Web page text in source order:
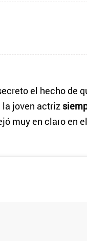
el hecho de
la joven actriz
muy en claro en el